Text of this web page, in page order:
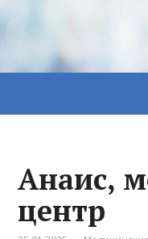
Анаис,
центр